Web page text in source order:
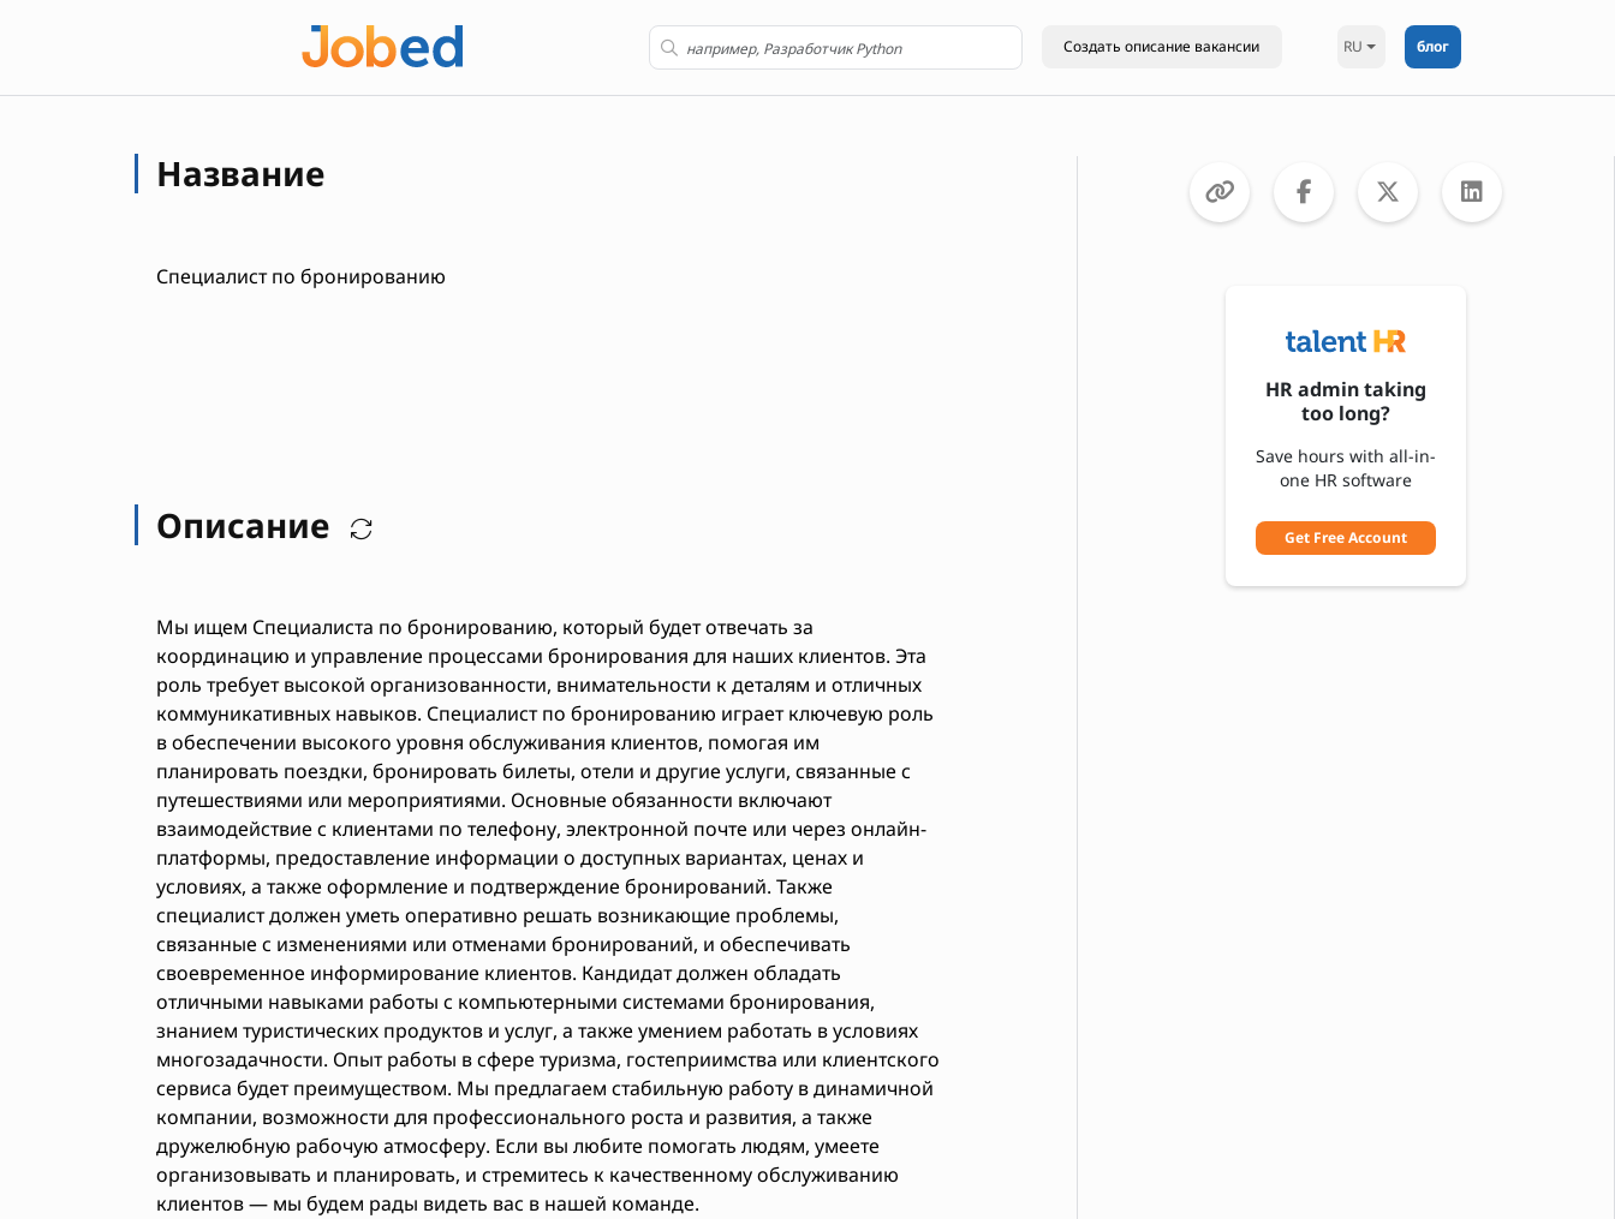
RU блог
Название
Специалист по бронированию
Описание
Мы ищем Специалиста по бронированию, который будет отвечать за
координацию и управление процессами бронирования для наших клиентов. Эта
роль требует высокой организованности, внимательности к деталям и отличных
коммуникативных навыков. Специалист по бронированию играет ключевую роль
в обеспечении высокого уровня обслуживания клиентов, помогая им
планировать поездки, бронировать билеты, отели и другие услуги, связанные с
путешествиями или мероприятиями. Основные обязанности включают
взаимодействие с клиентами по телефону, электронной почте или через онлайн-
платформы, предоставление информации о доступных вариантах, ценах и
условиях, а также оформление и подтверждение бронирований. Также
специалист должен уметь оперативно решать возникающие проблемы,
связанные с изменениями или отменами бронирований, и обеспечивать
своевременное информирование клиентов. Кандидат должен обладать
отличными навыками работы с компьютерными системами бронирования,
знанием туристических продуктов и услуг, а также умением работать в условиях
многозадачности. Опыт работы в сфере туризма, гостеприимства или клиентского
сервиса будет преимуществом. Мы предлагаем стабильную работу в динамичной
компании, возможности для профессионального роста и развития, а также
дружелюбную рабочую атмосферу. Если вы любите помогать людям, умеете
организовывать и планировать, и стремитесь к качественному обслуживанию
клиентов — мы будем рады видеть вас в нашей команде.
HR admin taking
too long?
Save hours with all-in-
one HR software
Get Free Account